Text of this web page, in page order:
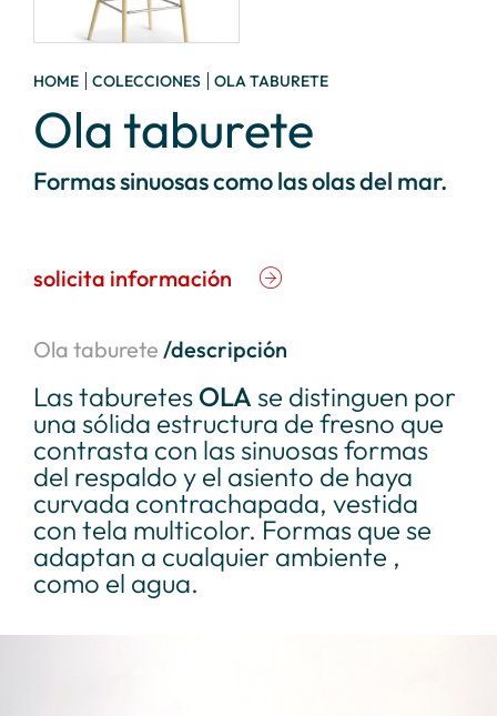
HOME COLECCIONES OLA TABURETE
Ola taburete
Formas sinuosas como las olas del mar.
solicita información
Ola taburete /descripción
Las taburetes OLA se distinguen por
una sólida estructura de fresno que
contrasta con las sinuosas formas
del respaldo y el asiento de haya
curvada contrachapada, vestida
con tela multicolor. Formas que se
adaptan a cualquier ambiente ,
como el agua.